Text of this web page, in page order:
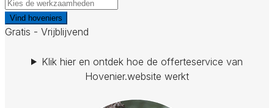
Vind hoveniers
Gratis - Vrijblijvend
Klik hier en ontdek hoe de offerteservice van
Hovenier.website werkt